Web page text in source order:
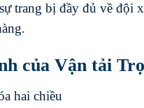
trang bị đầy đủ về đội
của Vận tải
hai chiều